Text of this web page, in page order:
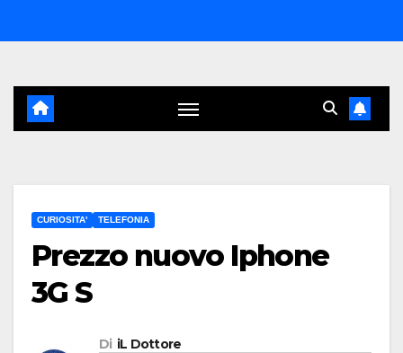
al
CURIOSITA' TELEFONIA
Prezzo nuovo Iphone
3G S
Di iL Dottore